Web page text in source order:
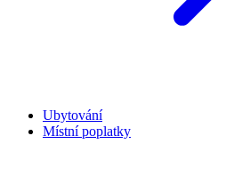
Ubytování
Místní poplatky